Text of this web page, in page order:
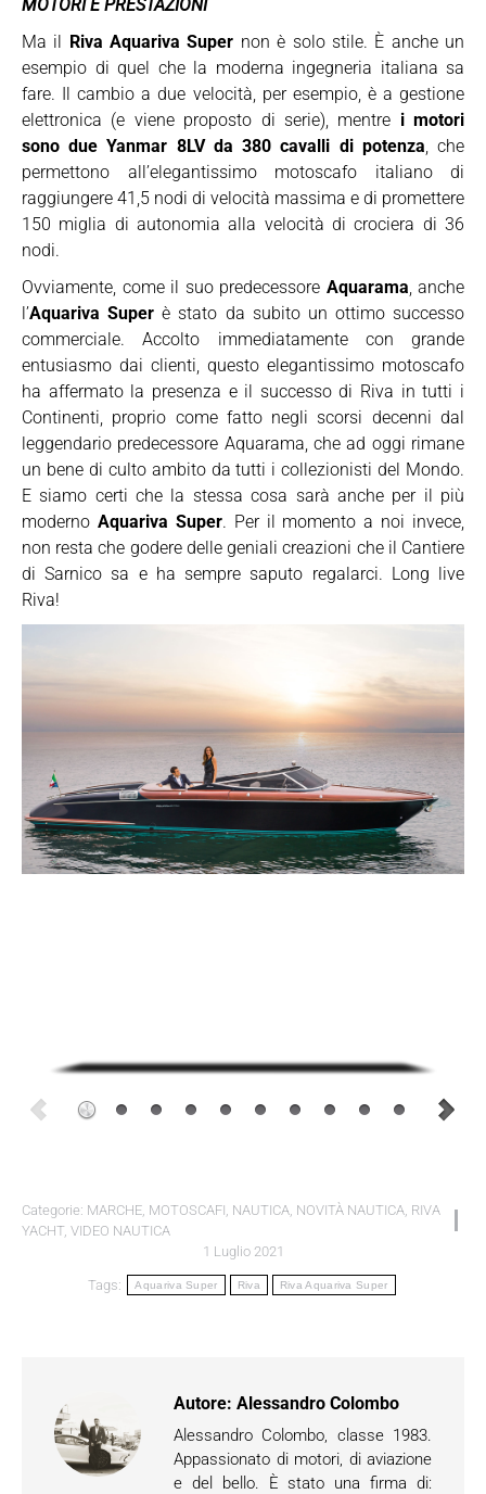
MOTORI E PRESTAZIONI
Ma il Riva Aquariva Super non è solo stile. È anche un
esempio di quel che la moderna ingegneria italiana sa
fare. Il cambio a due velocità, per esempio, è a gestione
elettronica (e viene proposto di serie), mentre i motori
sono due Yanmar 8LV da 380 cavalli di potenza, che
permettono all’elegantissimo motoscafo italiano di
raggiungere 41,5 nodi di velocità massima e di promettere
150 miglia di autonomia alla velocità di crociera di 36
nodi.
Ovviamente, come il suo predecessore Aquarama, anche
l’Aquariva Super è stato da subito un ottimo successo
commerciale. Accolto immediatamente con grande
entusiasmo dai clienti, questo elegantissimo motoscafo
ha affermato la presenza e il successo di Riva in tutti i
Continenti, proprio come fatto negli scorsi decenni dal
leggendario predecessore Aquarama, che ad oggi rimane
un bene di culto ambito da tutti i collezionisti del Mondo.
E siamo certi che la stessa cosa sarà anche per il più
moderno Aquariva Super. Per il momento a noi invece,
non resta che godere delle geniali creazioni che il Cantiere
di Sarnico sa e ha sempre saputo regalarci. Long live
Riva!
Categorie: MARCHE, MOTOSCAFI, NAUTICA, NOVITÀ NAUTICA, RIVA
YACHT, VIDEO NAUTICA
1 Luglio 2021
Tags: Aquariva Super Riva Riva Aquariva Super
Autore: Alessandro Colombo
Alessandro Colombo, classe 1983.
Appassionato di motori, di aviazione
e del bello. È stato una firma di: